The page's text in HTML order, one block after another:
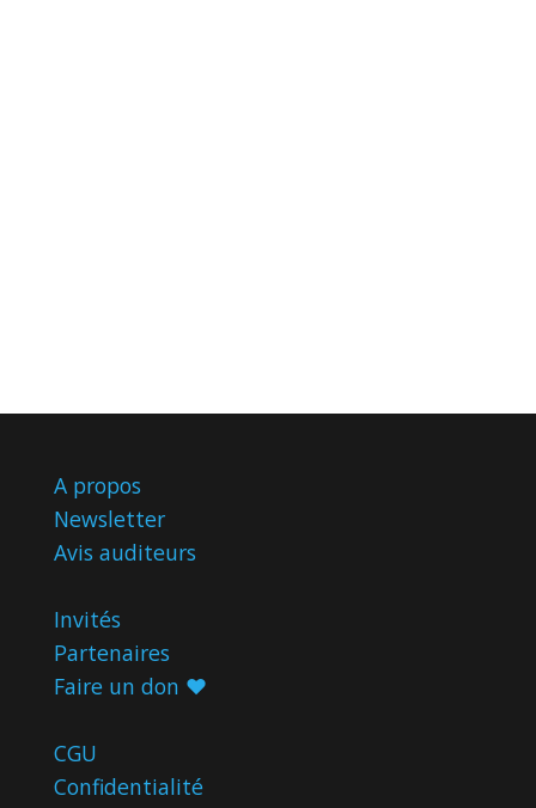
A propos
Newsletter
Avis auditeurs
Invités
Partenaires
Faire un don ♥️
CGU
Confidentialité